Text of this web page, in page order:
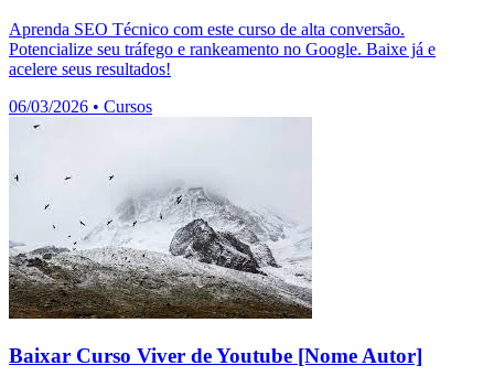
Aprenda SEO Técnico com este curso de alta conversão.
Potencialize seu tráfego e rankeamento no Google. Baixe já e
acelere seus resultados!
06/03/2026 • Cursos
Baixar Curso Viver de Youtube [Nome Autor]